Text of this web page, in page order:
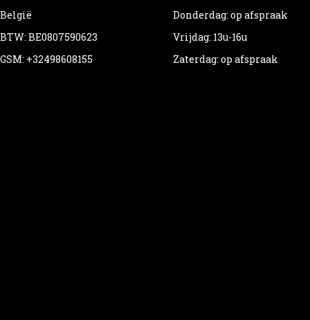
België
BTW: BE0807590623
GSM: +32498608155
Donderdag: op afspraak
Vrijdag: 13u-16u
Zaterdag: op afspraak